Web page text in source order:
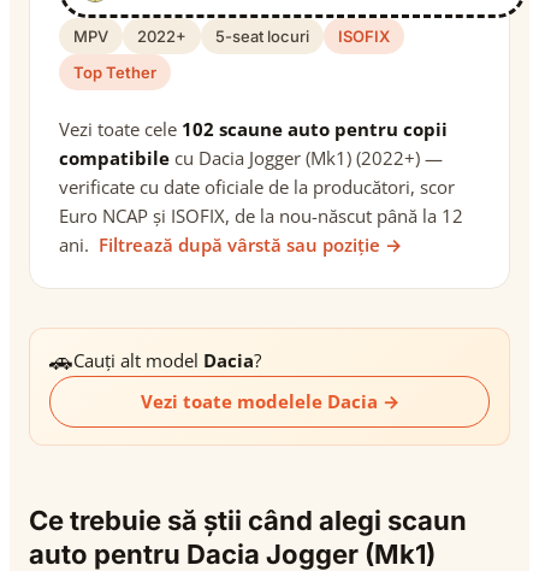
MPV 2022+ 5-seat locuri
ISOFIX
Top Tether
Vezi toate cele 102 scaune auto pentru copii
compatibile cu Dacia Jogger (Mk1) (2022+) —
verificate cu date oficiale de la producători, scor
Euro NCAP și ISOFIX, de la nou-născut până la 12
ani. Filtrează după vârstă sau poziție →
🚗Cauți alt model Dacia?
Vezi toate modelele Dacia →
Ce trebuie să știi când alegi scaun
auto pentru Dacia Jogger (Mk1)